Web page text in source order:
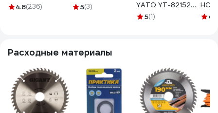
4.8(236)
5(3)
YATO YT-82152
370282152 092 1
5(1)
4.7
Расходные материалы